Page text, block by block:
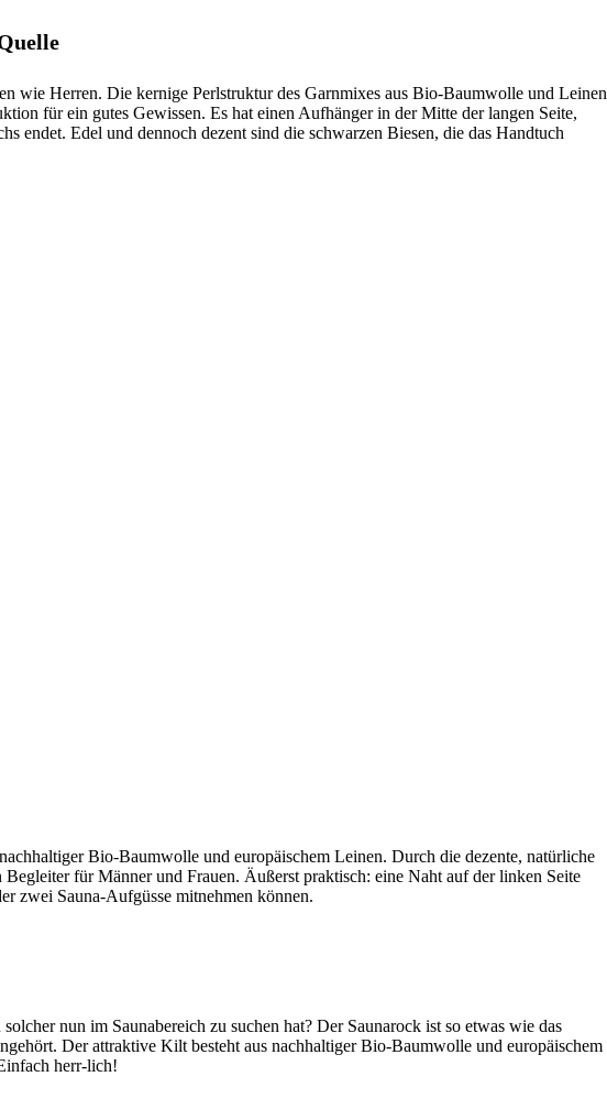
wie Herren. Die kernige Perlstruktur des Garnmixes aus Bio-Baumwolle und Leinen
für ein gutes Gewissen. Es hat einen Aufhänger in der Mitte der langen Seite,
endet. Edel und dennoch dezent sind die schwarzen Biesen, die das Handtuch
Bio-Baumwolle und europäischem Leinen. Durch die dezente, natürliche
für Männer und Frauen. Äußerst praktisch: eine Naht auf der linken Seite
zwei Sauna-Aufgüsse mitnehmen können.
nun im Saunabereich zu suchen hat? Der Saunarock ist so etwas wie das
Der attraktive Kilt besteht aus nachhaltiger Bio-Baumwolle und europäischem
herr-lich!